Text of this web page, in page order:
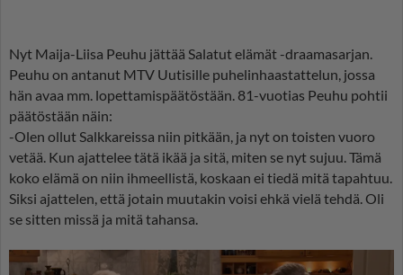
Nyt Maija-Liisa Peuhu jättää Salatut elämät -draamasarjan.
Peuhu on antanut MTV Uutisille puhelinhaastattelun, jossa
hän avaa mm. lopettamispäätöstään. 81-vuotias Peuhu pohtii
päätöstään näin:
-Olen ollut Salkkareissa niin pitkään, ja nyt on toisten vuoro
vetää. Kun ajattelee tätä ikää ja sitä, miten se nyt sujuu. Tämä
koko elämä on niin ihmeellistä, koskaan ei tiedä mitä tapahtuu.
Siksi ajattelen, että jotain muutakin voisi ehkä vielä tehdä. Oli
se sitten missä ja mitä tahansa.